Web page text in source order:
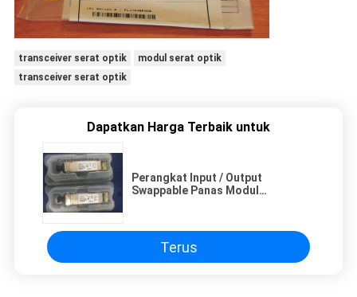
transceiver serat optik
modul serat optik
transceiver serat optik
Dapatkan Harga Terbaik untuk
Perangkat Input / Output
Swappable Panas Modul
Terus